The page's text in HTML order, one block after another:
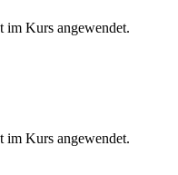
im Kurs angewendet.
im Kurs angewendet.